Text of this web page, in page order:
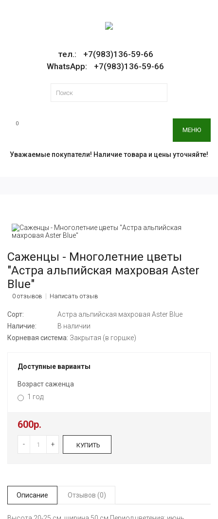
тел.: +7(983)136-59-66
WhatsApp: +7(983)136-59-66
0
МЕНЮ
Уважаемые покупатели! Наличие товара и цены уточняйте!
Саженцы - Многолетние цветы
"Астра альпийская махровая Aster
Blue"
0 отзывов Написать отзыв
Сорт:
Астра альпийская махровая Aster Blue
Наличие:
В наличии
Корневая система: Закрытая (в горшке)
Доступные варианты
Возраст саженца
1 год
600р.
- + КУПИТЬ
Описание Отзывов (0)